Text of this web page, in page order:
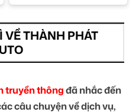
VỀ THÀNH PHÁT
truyền thôngđã nhắc đến
câu chuyện về dịch vụ,